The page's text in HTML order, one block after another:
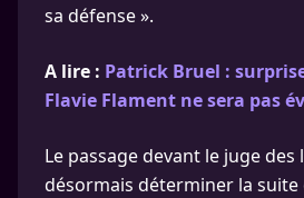
sa défense ».
A lire : Patrick Bruel :
Flavie Flament ne sera pas
Le passage devant le juge
désormais déterminer la suite